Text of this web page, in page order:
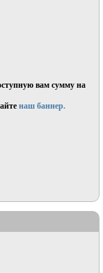
вам сумму на
наш баннер.